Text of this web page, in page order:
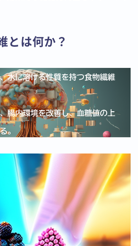
とは何か？